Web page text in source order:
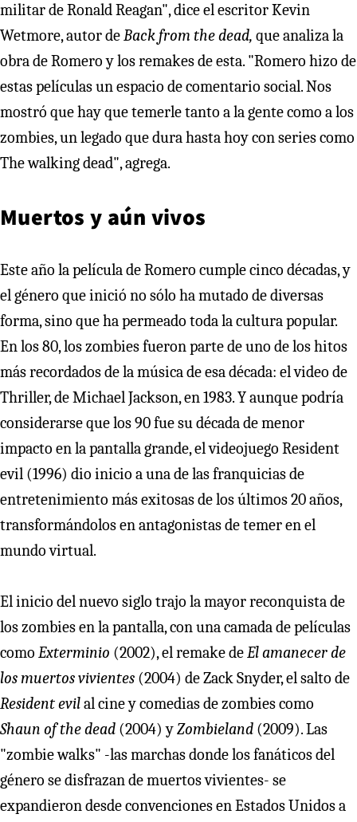
militar de Ronald Reagan", dice el escritor Kevin
Wetmore, autor deBack from the dead, que analiza la
obra de Romero y los remakes de esta. "Romero hizo de
estas películas un espacio de comentario social. Nos
mostró que hay que temerle tanto a la gente como a los
zombies, un legado que dura hasta hoy con series como
The walking dead", agrega.
Muertos y aún vivos
Este año la película de Romero cumple cinco décadas, y
el género que inició no sólo ha mutado de diversas
forma, sino que ha permeado toda la cultura popular.
En los 80, los zombies fueron parte de uno de los hitos
más recordados de la música de esa década: el video de
Thriller, de Michael Jackson, en 1983. Y aunque podría
considerarse que los 90 fue su década de menor
impacto en la pantalla grande, el videojuego Resident
evil (1996) dio inicio a una de las franquicias de
entretenimiento más exitosas de los últimos 20 años,
transformándolos en antagonistas de temer en el
mundo virtual.
El inicio del nuevo siglo trajo la mayor reconquista de
los zombies en la pantalla, con una camada de películas
como Exterminio (2002), el remake deEl amanecer de
los muertos vivientes (2004) de Zack Snyder, el salto de
Resident evilal cine y comedias de zombies como
Shaun of the dead (2004) yZombieland (2009). Las
"zombie walks" -las marchas donde los fanáticos del
género se disfrazan de muertos vivientes- se
expandieron desde convenciones en Estados Unidos a